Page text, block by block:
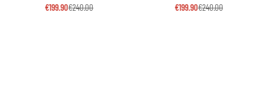
€240.00
€199.90
€240.00
€199.90